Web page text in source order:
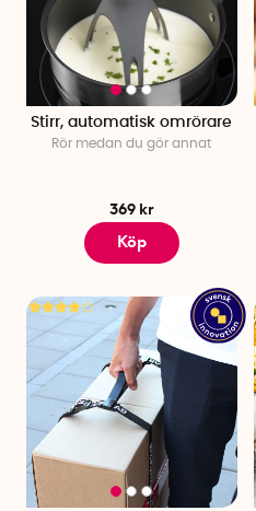
Stirr, automatisk omrörare
Rör medan du gör annat
369 kr
Köp